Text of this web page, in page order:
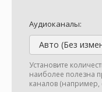
Аудиоканалы:
Авто (Без
Установите
наиболее
каналов (например,